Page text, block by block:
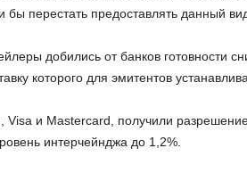
перестать предоставлять данный вид
добились от банков готовности
которого для эмитентов
и Mastercard, получили
интерчейнджа до 1,2%.